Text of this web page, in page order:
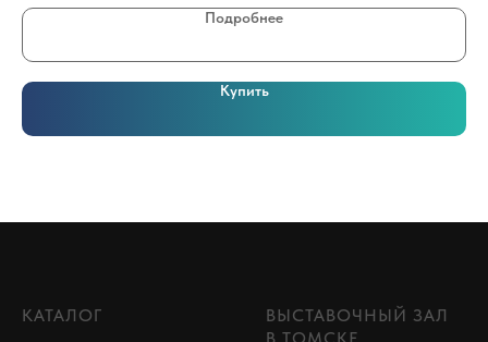
Подробнее
Купить
КАТАЛОГ
ВЫСТАВОЧНЫЙ ЗАЛ